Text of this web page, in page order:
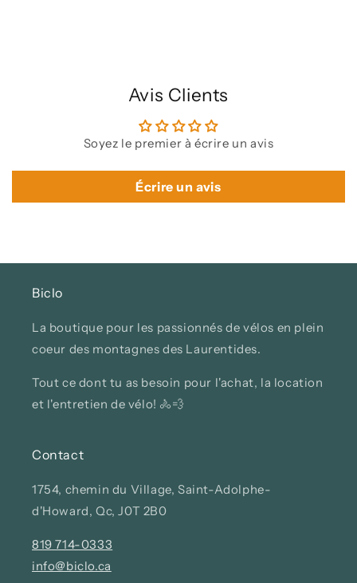
Avis Clients
Soyez le premier à écrire un avis
Écrire un avis
Biclo
La boutique pour les passionnés de vélos en plein
coeur des montagnes des Laurentides.
Tout ce dont tu as besoin pour l'achat, la location
et l'entretien de vélo! 🚴💨
Contact
1754, chemin du Village, Saint-Adolphe-
d'Howard, Qc, J0T 2B0
819 714-0333
info@biclo.ca